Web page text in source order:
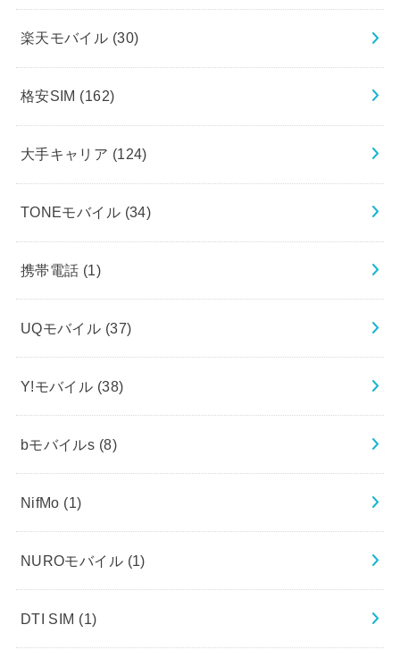
楽天モバイル (30)
格安SIM (162)
大手キャリア (124)
TONEモバイル (34)
携帯電話 (1)
UQモバイル (37)
Y!モバイル (38)
bモバイルs (8)
NifMo (1)
NUROモバイル (1)
DTI SIM (1)